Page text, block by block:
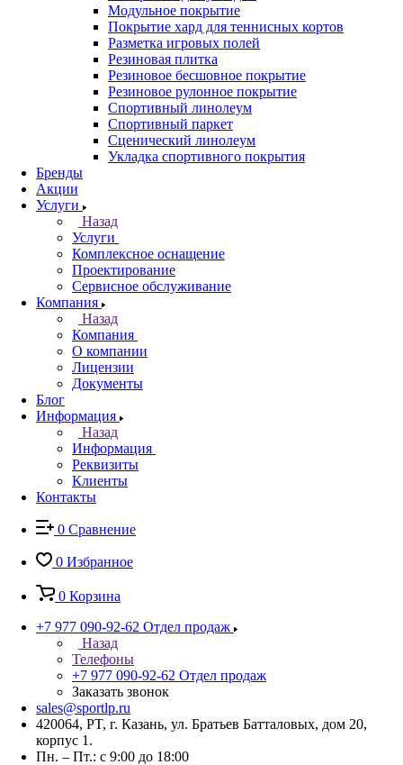
Модульное покрытие
Покрытие хард для теннисных кортов
Разметка игровых полей
Резиновая плитка
Резиновое бесшовное покрытие
Резиновое рулонное покрытие
Спортивный линолеум
Спортивный паркет
Сценический линолеум
Укладка спортивного покрытия
Бренды
Акции
Услуги
Назад
Услуги
Комплексное оснащение
Проектирование
Сервисное обслуживание
Компания
Назад
Компания
О компании
Лицензии
Документы
Блог
Информация
Назад
Информация
Реквизиты
Клиенты
Контакты
0 Сравнение
0 Избранное
0 Корзина
+7 977 090-92-62 Отдел продаж
Назад
Телефоны
+7 977 090-92-62 Отдел продаж
Заказать звонок
sales@sportlp.ru
420064, PT, г. Казань, ул. Братьев Батталовых, дом 20,
корпус 1.
Пн. – Пт.: с 9:00 до 18:00